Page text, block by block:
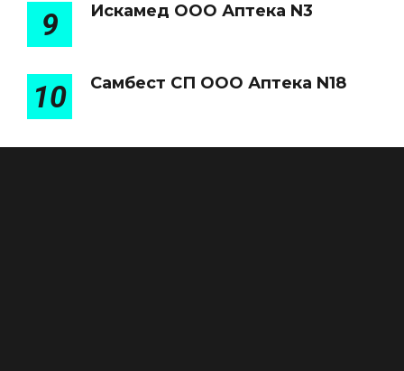
9 Искамед ООО Аптека N3
10 Самбест СП ООО Аптека N18